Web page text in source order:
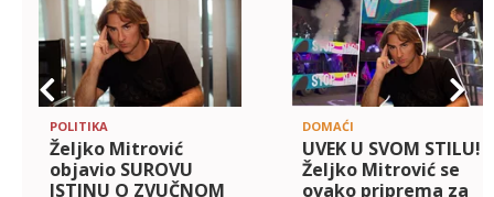
POLITIKA
Željko Mitrović
objavio SUROVU
ISTINU O ZVUČNOM
DOMAĆI
UVEK U SVOM STILU!
Željko Mitrović se
ovako priprema za